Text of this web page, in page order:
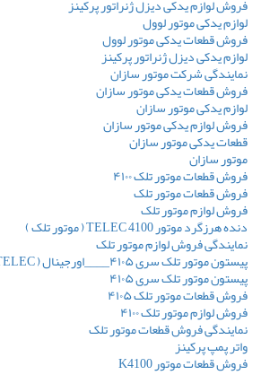
فروش لوازم یدکی دیزل ژنراتور پرکینز
لوازم یدکی موتور لوول
فروش قطعات یدکی موتور لوول
لوازم یدکی دیزل ژنراتور پرکینز
نمایندگی شرکت موتور سازان
فروش قطعات یدکی موتور سازان
لوازم یدکی موتور سازان
فروش لوازم یدکی موتور سازان
قطعات یدکی موتور سازان
موتور سازان
فروش قطعات موتور تلک ۴۱۰۰
فروش قطعات موتور تلک
فروش لوازم موتور تلک
دنده هرزگرد موتور TELEC 4100 ( موتور تلک )
نمایندگی فروش لوازم موتور تلک
پیستون موتور تلک سری ۴۱۰۵____اورجینال ( TELEC )
پیستون موتور تلک سری ۴۱۰۵
فروش قطعات موتور تلک ۴۱۰۵
فروش لوازم موتور تلک ۴۱۰۰
نمایندگی فروش قطعات موتور تلک
واتر پمپ پرکینز
فروش قطعات موتور K4100